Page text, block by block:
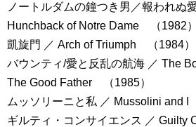
ノートルダムの鐘つき男／報われぬ
Hunchback of Notre Dame （1982）
凱旋門 ／ Arch of Triumph （1984）
バウンティ/愛と反乱の航海 ／ The
The Good Father （1985）
ムッソリーニと私 ／ Mussolini and I
ギルティ・コンサイエンス ／ Guilty